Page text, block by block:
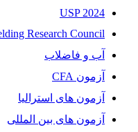
USP 2024
Research Council
آب و فاضلاب
آزمون CFA
آزمون های استرالیا
آزمون های بین المللی